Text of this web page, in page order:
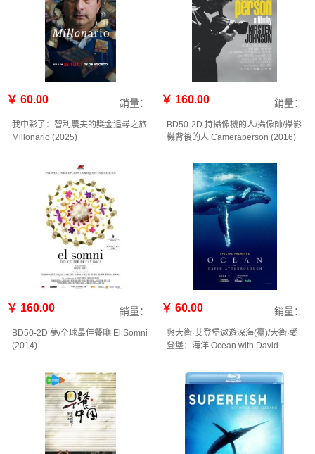
￥ 60.00 銷量：
我中彩了：智利農夫的獎金追尋之旅
Millonario (2025)
￥ 160.00 銷量：
BD50-2D 持攝像機的人/攝像師/攝影
機背後的人 Cameraperson (2016)
￥ 160.00 銷量：
BD50-2D 夢/全球最佳餐廳 El Somni
(2014)
￥ 60.00 銷量：
與大衛·艾登堡遨遊深海(臺)/大衛·愛
登堡：海洋 Ocean with David